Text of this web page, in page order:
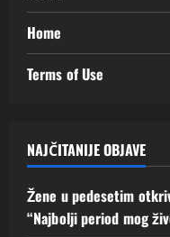
Home
Terms of Use
NAJČITANIJE OBJAVE
Žene u pedesetim
“Najbolji period mog